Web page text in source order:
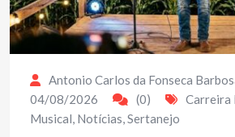
Antonio Carlos da Fonseca
04/08/2026
(0) Carreira
Musical, Notícias,Sertanejo